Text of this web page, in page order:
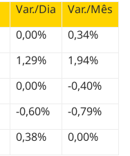
Var./Dia
Var./Mês
0,00%
0,34%
1,29%
1,94%
0,00%
-0,40%
-0,60%
-0,79%
0,38% 0,00%